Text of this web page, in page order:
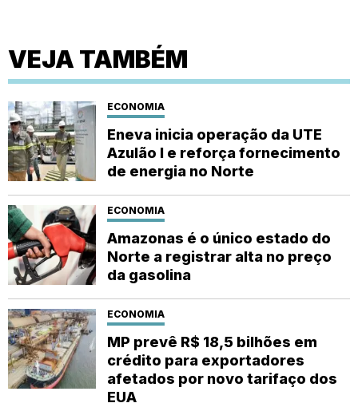
VEJA TAMBÉM
ECONOMIA
Eneva inicia operação da UTE
Azulão I e reforça fornecimento
de energia no Norte
ECONOMIA
Amazonas é o único estado do
Norte a registrar alta no preço
da gasolina
ECONOMIA
MP prevê R$ 18,5 bilhões em
crédito para exportadores
afetados por novo tarifaço dos
EUA